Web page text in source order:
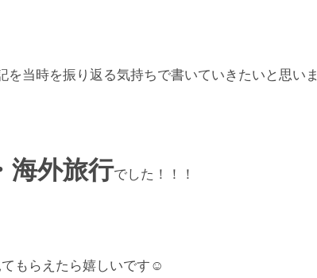
当時を振り返る気持ちで書いていきたいと思いま
海外旅行でした！！！
もらえたら嬉しいです☺︎